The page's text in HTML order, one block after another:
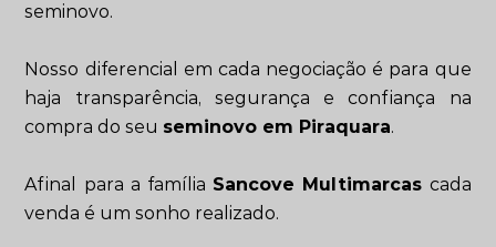
seminovo.
Nosso diferencial em cada negociação é para que
haja transparência, segurança e confiança na
compra do seu seminovo em Piraquara.
Afinal para a família Sancove Multimarcas cada
venda é um sonho realizado.